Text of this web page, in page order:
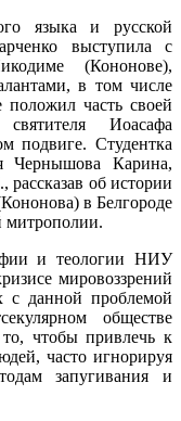
языка и русской
выступила с
(Кононове),
в том числе
положил часть своей
Иоасафа
подвиге. Студентка
Чернышова Карина,
об истории
в Белгороде
митрополии.
и теологии НИУ
мировоззрений
с данной проблемой
обществе
чтобы привлечь к
часто игнорируя
запугивания и